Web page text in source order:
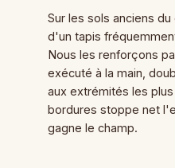
Sur les sols anciens
d'un tapis
Nous les renforçons
exécuté à la main,
aux extrémités les
bordures stoppe net
gagne le champ.